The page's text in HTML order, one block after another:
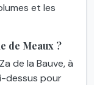
et les
de Meaux ?
de la Bauve, à
dessus pour